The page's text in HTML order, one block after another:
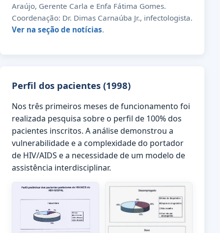
Araújo, Gerente Carla e Enfa Fátima Gomes.
Coordenação: Dr. Dimas Carnaúba Jr., infectologista.
Ver na seção de notícias.
Perfil dos pacientes (1998)
Nos três primeiros meses de funcionamento foi
realizada pesquisa sobre o perfil de 100% dos
pacientes inscritos. A análise demonstrou a
vulnerabilidade e a complexidade do portador
de HIV/AIDS e a necessidade de um modelo de
assistência interdisciplinar.